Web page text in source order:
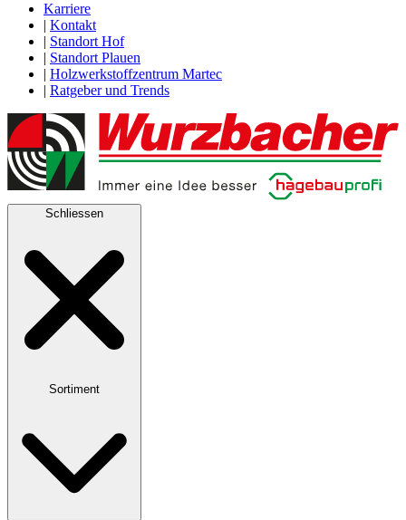
Karriere
| Kontakt
| Standort Hof
| Standort Plauen
| Holzwerkstoffzentrum Martec
| Ratgeber und Trends
Schliessen
Sortiment